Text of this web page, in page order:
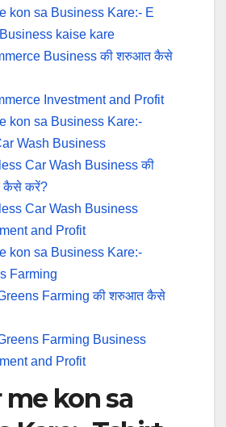
kon sa Business Kare:- E
kaise kare
Business की शरुआत कैसे
Investment and Profit
kon sa Business Kare:-
Wash Business
Car Wash Business की
करें?
Car Wash Business
and Profit
kon sa Business Kare:-
Farming
Farming की शरुआत कैसे
Farming Business
and Profit
me kon sa